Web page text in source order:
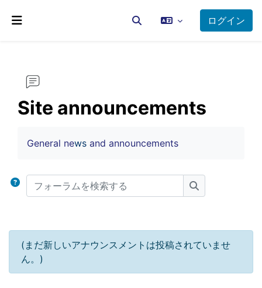
検索入力に切り替える
ログイン
Site announcements
General news and announcements
フォーラムを検索する
フォーラムを検
(まだ新しいアナウンスメントは投稿されていませ
ん。)